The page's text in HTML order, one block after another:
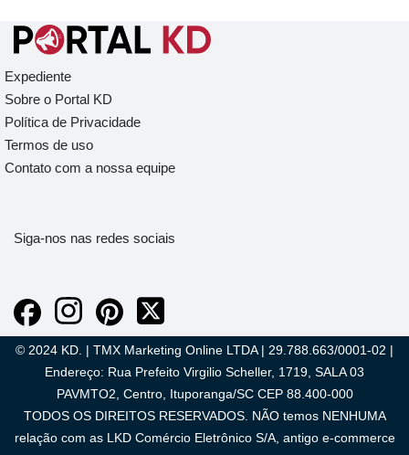
Expediente
Sobre o Portal KD
Política de Privacidade
Termos de uso
Contato com a nossa equipe
Siga-nos nas redes sociais
© 2024 KD. | TMX Marketing Online LTDA | 29.788.663/0001-02 |
Endereço: Rua Prefeito Virgilio Scheller, 1719, SALA 03
PAVMTO2, Centro, Ituporanga/SC CEP 88.400-000
TODOS OS DIREITOS RESERVADOS. NÃO temos NENHUMA
relação com as LKD Comércio Eletrônico S/A, antigo e-commerce